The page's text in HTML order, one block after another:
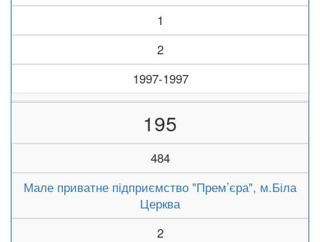
1
2
1997-1997
195
484
Мале приватне підприємство "Прем’єра", м.Біла
Церква
2